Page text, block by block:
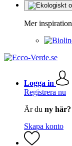
Mer inspiration
Logga in
Registrera nu
Är du ny här?
Skapa konto